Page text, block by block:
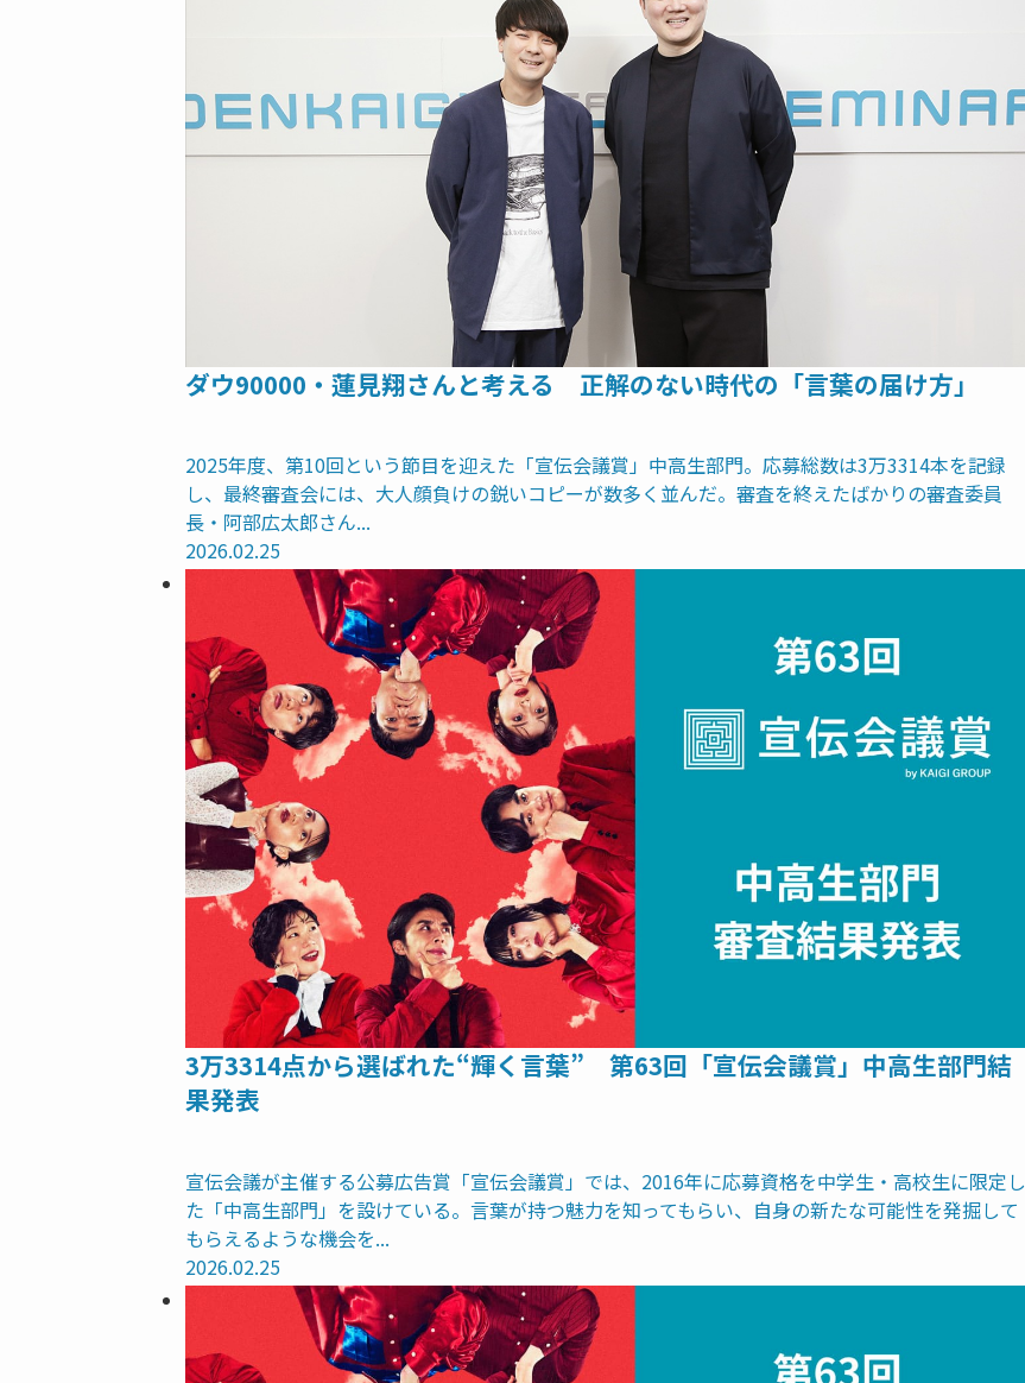
ダウ90000・蓮見翔さんと考える 正解のない時代の「言葉の届け方」
2025年度、第10回という節目を迎えた「宣伝会議賞」中高生部門。応募総数は3万3314本を記録
し、最終審査会には、大人顔負けの鋭いコピーが数多く並んだ。審査を終えたばかりの審査委員
長・阿部広太郎さん...
2026.02.25
3万3314点から選ばれた“輝く言葉” 第63回「宣伝会議賞」中高生部門結
果発表
宣伝会議が主催する公募広告賞「宣伝会議賞」では、2016年に応募資格を中学生・高校生に限定し
た「中高生部門」を設けている。言葉が持つ魅力を知ってもらい、自身の新たな可能性を発掘して
もらえるような機会を...
2026.02.25